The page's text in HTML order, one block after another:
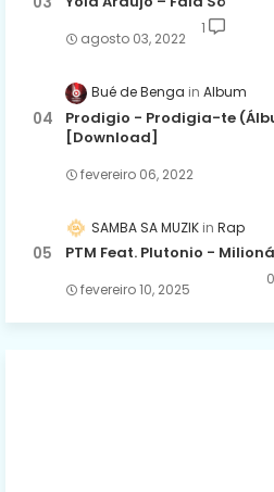
agosto 03, 2022
1
Bué de Benga Album
Prodigio - Prodigia-te
[Download]
fevereiro 06, 2022
SAMBA SA MUZIK Rap
PTM Feat. Plutonio -
fevereiro 10, 2025
0